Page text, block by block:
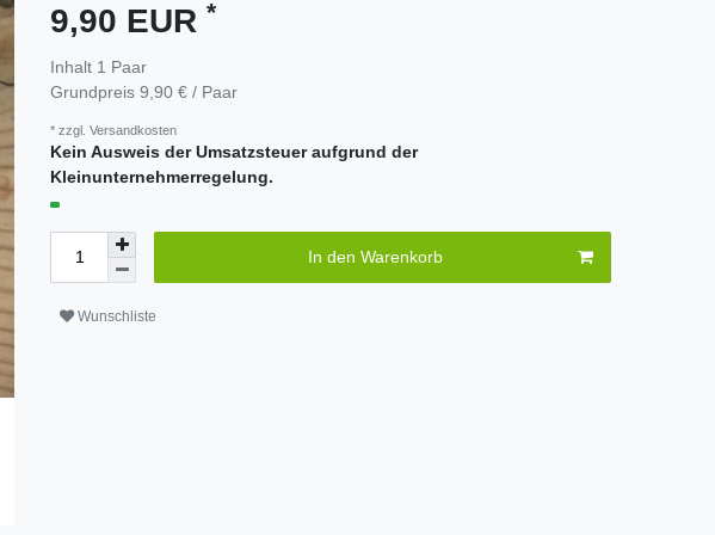
9,90 EUR *
Inhalt 1 Paar
Grundpreis 9,90 € / Paar
* zzgl. Versandkosten
Kein Ausweis der Umsatzsteuer aufgrund der
Kleinunternehmerregelung.
In den Warenkorb
Wunschliste